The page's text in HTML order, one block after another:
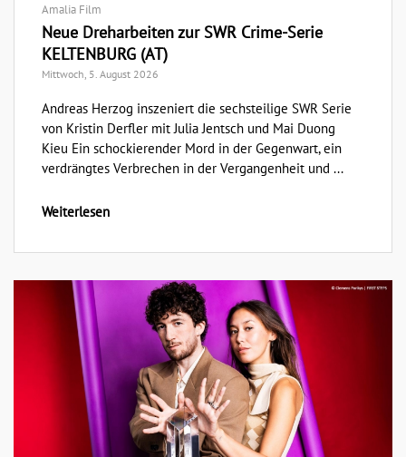
Amalia Film
Neue Dreharbeiten zur SWR Crime-Serie
KELTENBURG (AT)
Mittwoch, 5. August 2026
Andreas Herzog inszeniert die sechsteilige SWR Serie
von Kristin Derfler mit Julia Jentsch und Mai Duong
Kieu Ein schockierender Mord in der Gegenwart, ein
verdrängtes Verbrechen in der Vergangenheit und ...
Weiterlesen